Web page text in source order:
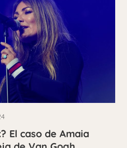
El caso de Amaia